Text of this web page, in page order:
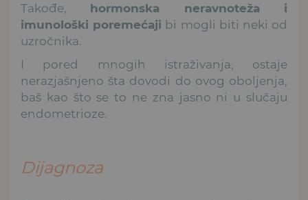
Takođe, hormonska neravnoteža i
imunološki poremećaji bi mogli biti neki od
uzročnika.
I pored mnogih istraživanja, ostaje
nerazjašnjeno šta dovodi do ovog oboljenja,
baš kao što se to ne zna jasno ni u slučaju
endometrioze.
Dijagnoza